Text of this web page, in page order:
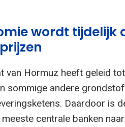
wordt tijdelijk
van Hormuz heeft geleid
sommige andere
Daardoor is
centrale banken